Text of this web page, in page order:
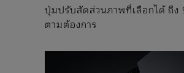
ปุ่มปรับสัดส่วนภาพที่เลือกได้ ถึง
ตามต้องการ